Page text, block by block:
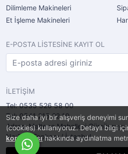
Size daha iyi bir alışveriş deneyimi
(cookies) kullanıyoruz. Detaylı bilgi
korunmasıhakkında aydınlatma
Dilimleme Makineleri
Et İşleme Makineleri
E-POSTA LİSTESİNE KAYIT OL
İLETİŞİM
Tel: 0535 526 58 00
Tel: 0541 215 22 19
Adres: Maltepe Mahellesi
No:2/11 Topkapı / İstanbul